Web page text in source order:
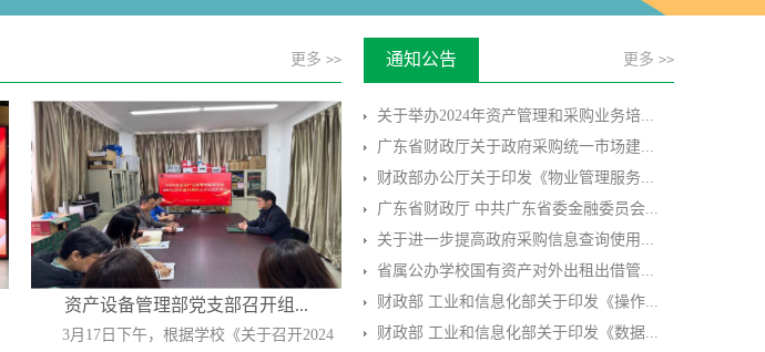
更多 >>
资产设备管理部党支部召开组...
3月17日下午，根据学校《关于召开2024
通知公告 更多 >>
关于举办2024年资产管理和采购业务培...
广东省财政厅关于政府采购统一市场建...
财政部办公厅关于印发《物业管理服务...
广东省财政厅 中共广东省委金融委员会...
关于进一步提高政府采购信息查询使用...
省属公办学校国有资产对外出租出借管...
财政部 工业和信息化部关于印发《操作...
财政部 工业和信息化部关于印发《数据...